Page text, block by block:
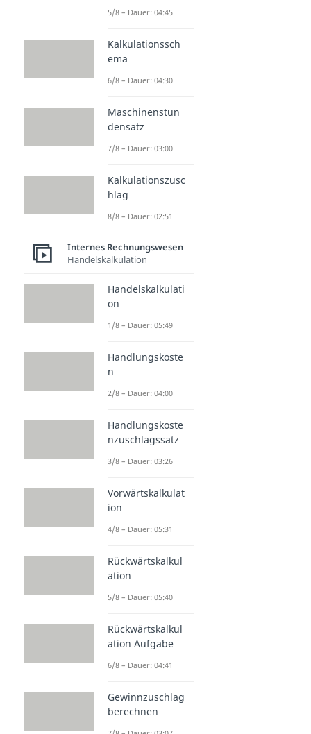
5/8 – Dauer: 04:45
Kalkulationssch
ema
6/8 – Dauer: 04:30
Maschinenstun
densatz
7/8 – Dauer: 03:00
Kalkulationszusc
hlag
8/8 – Dauer: 02:51
Internes Rechnungswesen
Handelskalkulation
Handelskalkulati
on
1/8 – Dauer: 05:49
Handlungskoste
n
2/8 – Dauer: 04:00
Handlungskoste
nzuschlagssatz
3/8 – Dauer: 03:26
Vorwärtskalkulat
ion
4/8 – Dauer: 05:31
Rückwärtskalkul
ation
5/8 – Dauer: 05:40
Rückwärtskalkul
ation Aufgabe
6/8 – Dauer: 04:41
Gewinnzuschlag
berechnen